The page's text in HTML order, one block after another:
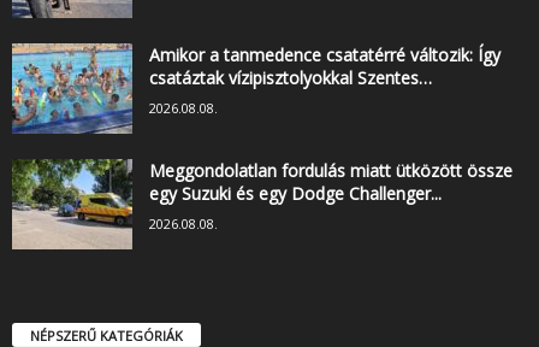
Amikor a tanmedence csatatérré változik: Így
csatáztak vízipisztolyokkal Szentes…
2026.08.08.
Meggondolatlan fordulás miatt ütközött össze
egy Suzuki és egy Dodge Challenger...
2026.08.08.
NÉPSZERŰ KATEGÓRIÁK